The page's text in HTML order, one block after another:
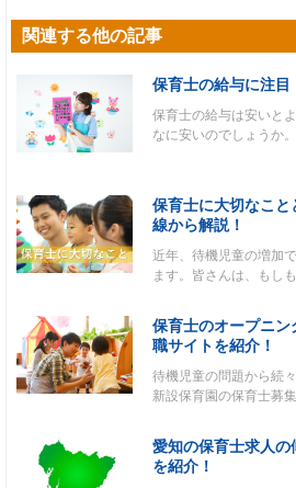
関連する他の記事
保育士の給与に注目
保育士の給与は安いと
なに安いのでしょうか
保育士に大切なこと
線から解説！
近年、待機児童の増加
ます。皆さんは、もし
保育士のオープニ
職サイトを紹介！
待機児童の問題から続
新設保育園の保育士募
愛知の保育士求人の
を紹介！